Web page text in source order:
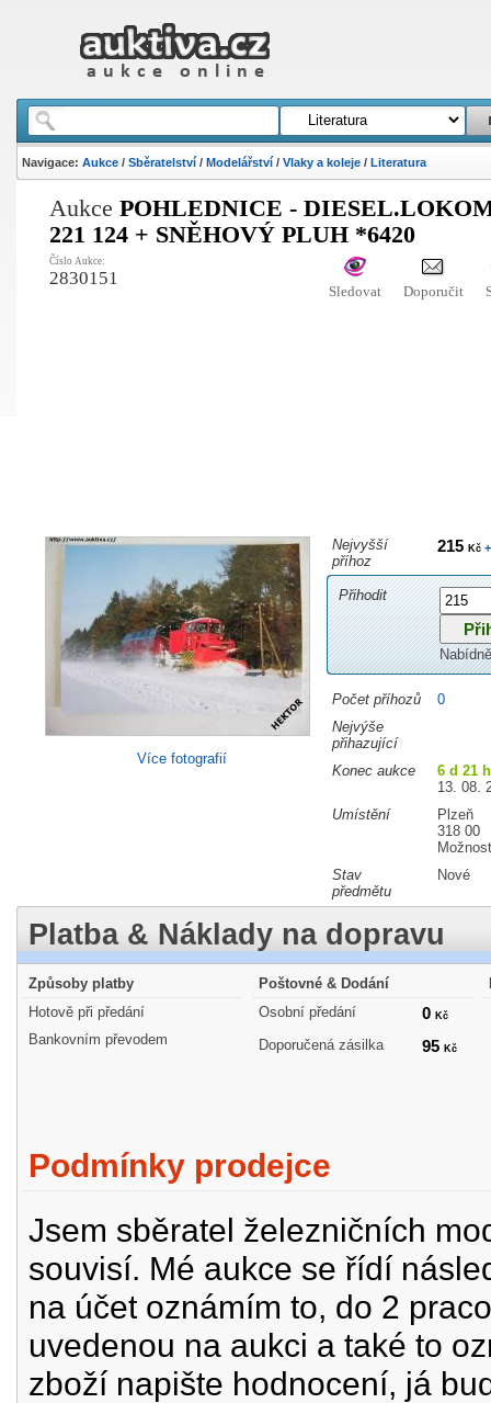
Navigace: Aukce/ Sběratelství/ Modelářství/ Vlaky a koleje/ Literatura
Aukce POHLEDNICE -
221 124 + SNĚHOVÝ PLUH *6420
Číslo Aukce:
2830151
Sledovat Doporučit
Více fotografií
Nejvyšší
příhoz
215 Kč+
Přihodit
Počet příhozů
0
Nejvýše
přihazující
Konec aukce
6 d 21
13. 08.
Umístění
Plzeň
318 00
Stav
předmětu
Nové
Platba & Náklady na dopravu
Způsoby platby
Hotově při předání
Bankovním převodem
Poštovné & Dodání
Osobní předání
0 Kč
Doporučená zásilka 95 Kč
Podmínky prodejce
Jsem sběratel železničních
souvisí. Mé aukce se řídí
na účet oznámím to, do 2
uvedenou na aukci a také to
zboží napište hodnocení, já